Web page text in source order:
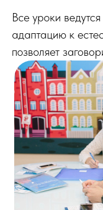
Все уроки
адаптацию к
позволяет